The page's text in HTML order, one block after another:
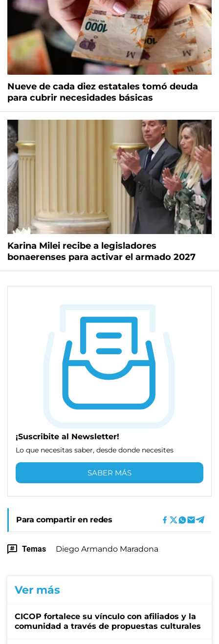
Nueve de cada diez estatales tomó deuda
para cubrir necesidades básicas
Karina Milei recibe a legisladores
bonaerenses para activar el armado 2027
¡Suscribite al Newsletter!
Lo que necesitas saber, desde donde necesites
SABER MÁS
Para compartir en redes
Temas Diego Armando Maradona
Ver más
CICOP fortalece su vínculo con afiliados y la
comunidad a través de propuestas culturales